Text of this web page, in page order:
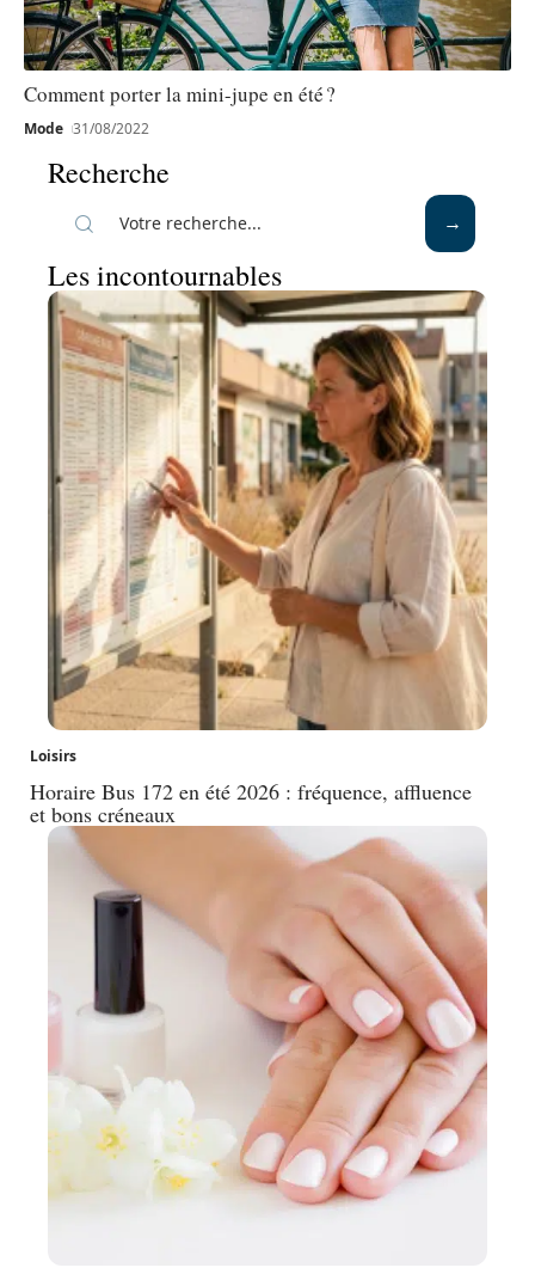
Comment porter la mini-jupe en été ?
Mode 31/08/2022
Recherche
Les incontournables
Loisirs
Horaire Bus 172 en été 2026 : fréquence, affluence
et bons créneaux